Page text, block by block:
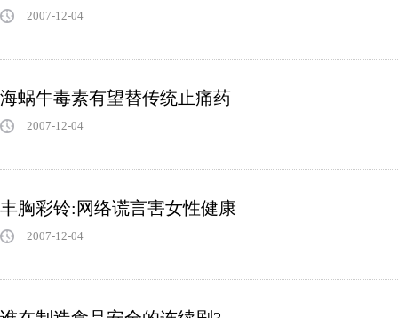
2007-12-04
海蜗牛毒素有望替传统止痛药
2007-12-04
丰胸彩铃:网络谎言害女性健康
2007-12-04